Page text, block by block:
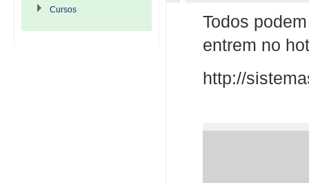
Todos
entrem no
http://
Cursos